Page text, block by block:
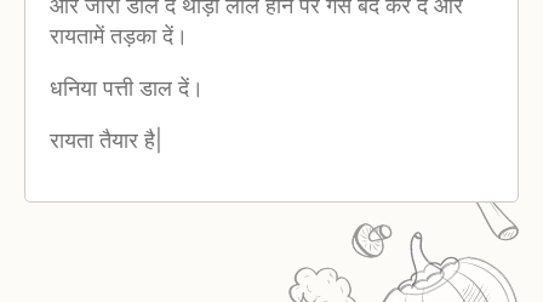
और जीरा डाल दें थोड़ा लाल होने पर गैस बंद कर दें और
रायतामें तड़का दें।
धनिया पत्ती डाल दें।
रायता तैयार है|